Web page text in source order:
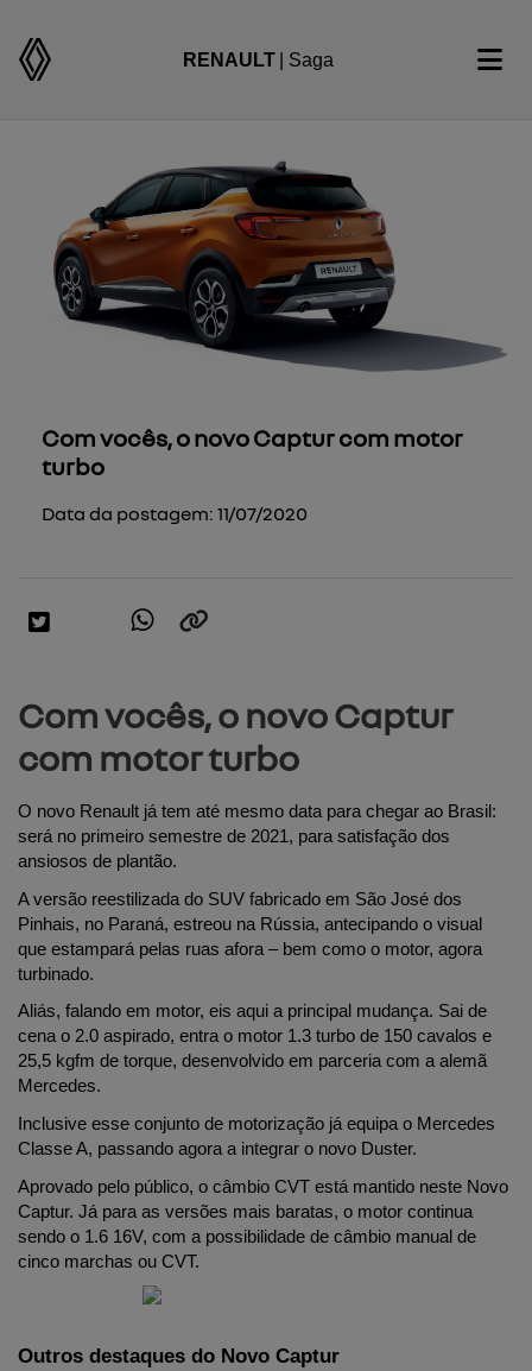
RENAULT | Saga
Com vocês, o novo Captur com motor
turbo
Data da postagem: 11/07/2020
Com vocês, o novo Captur
com motor turbo
O novo Renault já tem até mesmo data para chegar ao Brasil:
será no primeiro semestre de 2021, para satisfação dos
ansiosos de plantão.
A versão reestilizada do SUV fabricado em São José dos
Pinhais, no Paraná, estreou na Rússia, antecipando o visual
que estampará pelas ruas afora – bem como o motor, agora
turbinado.
Aliás, falando em motor, eis aqui a principal mudança. Sai de
cena o 2.0 aspirado, entra o motor 1.3 turbo de 150 cavalos e
25,5 kgfm de torque, desenvolvido em parceria com a alemã
Mercedes.
Inclusive esse conjunto de motorização já equipa o Mercedes
Classe A, passando agora a integrar o novo Duster.
Aprovado pelo público, o câmbio CVT está mantido neste Novo
Captur. Já para as versões mais baratas, o motor continua
sendo o 1.6 16V, com a possibilidade de câmbio manual de
cinco marchas ou CVT.
Outros destaques do Novo Captur